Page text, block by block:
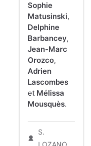
Sophie
Matusinski,
Delphine
Barbancey,
Jean-Marc
Orozco,
Adrien
Lascombes
et Mélissa
Mousquès.
S.